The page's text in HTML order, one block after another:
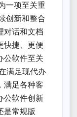
一项至关重
创新和整合
对话和文档
快捷、更便
公软件至关
满足现代办
满足各种客
公软件创新
是常规版